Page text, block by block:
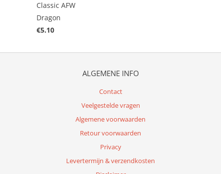
Classic AFW
Dragon
€5.10
ALGEMENE INFO
Contact
Veelgestelde vragen
Algemene voorwaarden
Retour voorwaarden
Privacy
Levertermijn & verzendkosten